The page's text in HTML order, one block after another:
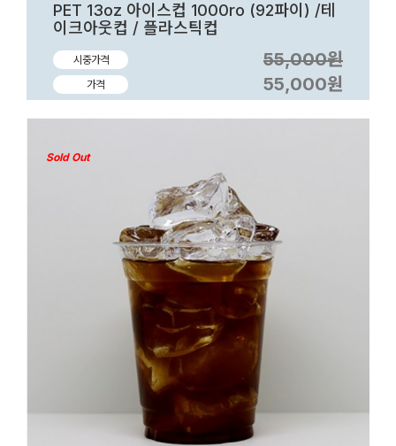
PET 13oz 아이스컵 1000ro (92파이) /테
이크아웃컵 / 플라스틱컵
시중가격 55,000원
가격 55,000원
Sold Out